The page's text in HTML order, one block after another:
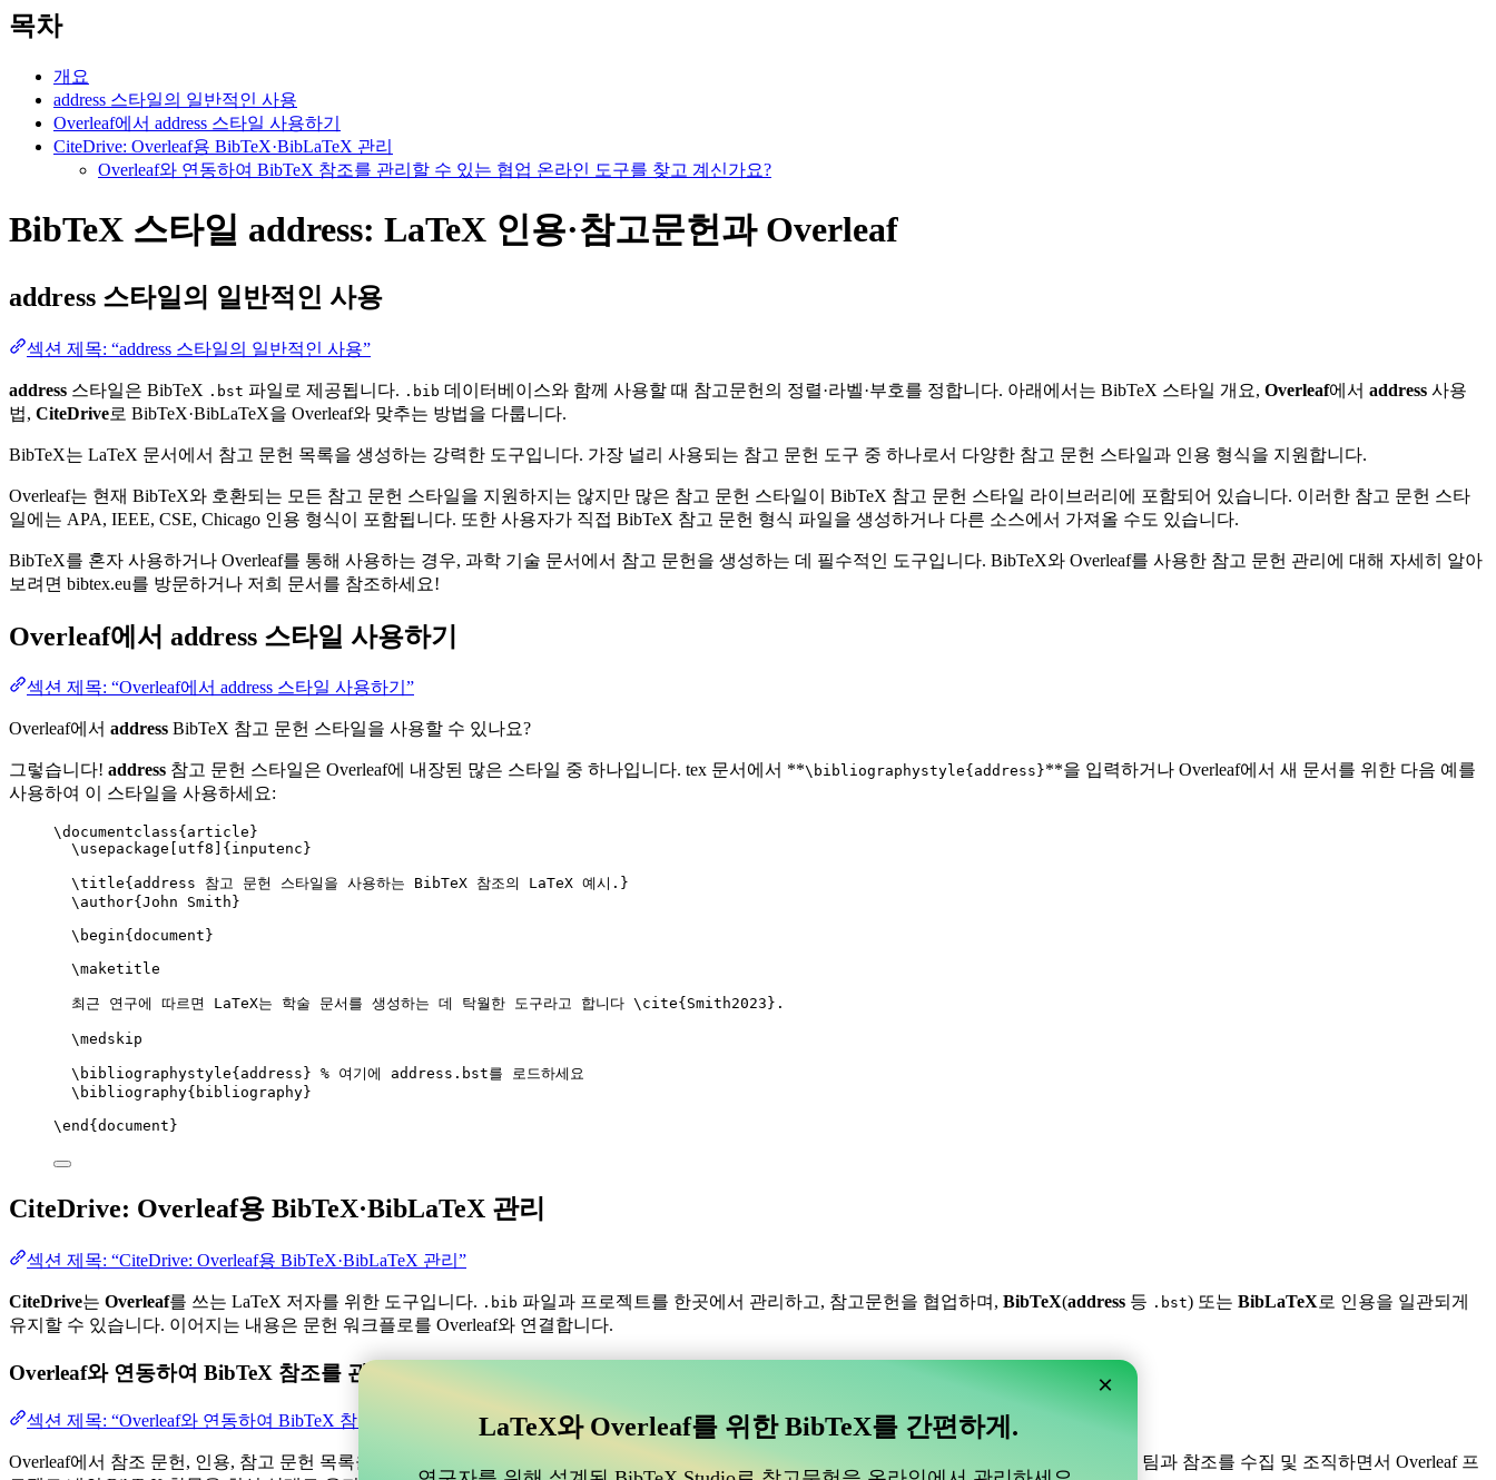
목차
개요
address 스타일의 일반적인 사용
Overleaf에서 address 스타일 사용하기
CiteDrive: Overleaf용 BibTeX·BibLaTeX 관리
Overleaf와 연동하여 BibTeX 참조를 관리할 수 있는 협업 온라인 도구를 찾고 계신가요?
BibTeX 스타일 address: LaTeX 인용·참고문헌과 Overleaf
address 스타일의 일반적인 사용
섹션 제목: “address 스타일의 일반적인 사용”
address 스타일은 BibTeX .bst 파일로 제공됩니다. .bib 데이터베이스와 함께 사용할 때 참고문헌의 정렬·라벨·부호를 정합니다. 아래에서는 BibTeX 스타일 개요, Overleaf에서 address 사용
법, CiteDrive로 BibTeX·BibLaTeX을 Overleaf와 맞추는 방법을 다룹니다.
BibTeX는 LaTeX 문서에서 참고 문헌 목록을 생성하는 강력한 도구입니다. 가장 널리 사용되는 참고 문헌 도구 중 하나로서 다양한 참고 문헌 스타일과 인용 형식을 지원합니다.
Overleaf는 현재 BibTeX와 호환되는 모든 참고 문헌 스타일을 지원하지는 않지만 많은 참고 문헌 스타일이 BibTeX 참고 문헌 스타일 라이브러리에 포함되어 있습니다. 이러한 참고 문헌 스타
일에는 APA, IEEE, CSE, Chicago 인용 형식이 포함됩니다. 또한 사용자가 직접 BibTeX 참고 문헌 형식 파일을 생성하거나 다른 소스에서 가져올 수도 있습니다.
BibTeX를 혼자 사용하거나 Overleaf를 통해 사용하는 경우, 과학 기술 문서에서 참고 문헌을 생성하는 데 필수적인 도구입니다. BibTeX와 Overleaf를 사용한 참고 문헌 관리에 대해 자세히 알아
보려면 bibtex.eu를 방문하거나 저희 문서를 참조하세요!
Overleaf에서 address 스타일 사용하기
섹션 제목: “Overleaf에서 address 스타일 사용하기”
Overleaf에서 address BibTeX 참고 문헌 스타일을 사용할 수 있나요?
그렇습니다! address 참고 문헌 스타일은 Overleaf에 내장된 많은 스타일 중 하나입니다. tex 문서에서 **\bibliographystyle{address}**을 입력하거나 Overleaf에서 새 문서를 위한 다음 예를
사용하여 이 스타일을 사용하세요:
\documentclass{ article }
\usepackage
utf8 ]{ inputenc }
\title{address 참고 문헌 스타일을 사용하는 BibTeX 참조의 LaTeX 예시.}
\author{John Smith}
\begin{ document }
\maketitle
최근 연구에 따르면 LaTeX는 학술 문서를 생성하는 데 탁월한 도구라고 합니다 \cite{ Smith2023 }.
\medskip
\bibliographystyle{address} % 여기에 address.bst를 로드하세요
\bibliography{bibliography}
\end { document }
CiteDrive: Overleaf용 BibTeX·BibLaTeX 관리
섹션 제목: “CiteDrive: Overleaf용 BibTeX·BibLaTeX 관리”
CiteDrive는 Overleaf를 쓰는 LaTeX 저자를 위한 도구입니다. .bib 파일과 프로젝트를 한곳에서 관리하고, 참고문헌을 협업하며, BibTeX(address 등 .bst) 또는 BibLaTeX로 인용을 일관되게
유지할 수 있습니다. 이어지는 내용은 문헌 워크플로를 Overleaf와 연결합니다.
Overleaf와 연동하여 BibTeX 참조를 관리할 수 있는 협업 온라인 도구를 찾고 계신가요?
섹션 제목: “Overleaf와 연동하여 BibTeX 참조를 관리할 수 있는 협업 온라인 도구를 찾고 계신가요?”
Overleaf에서 참조 문헌, 인용, 참고 문헌 목록을 관리하는 데 도움이 될 온라인 도구를 찾고 있다면, CiteDrive가 완벽할 수 있습니다! 프로젝트 내의 팀과 참조를 수집 및 조직하면서 Overleaf 프
×
LaTeX와 Overleaf를 위한 BibTeX를 간편하게.